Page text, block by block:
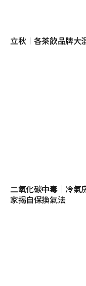
立秋︱各茶飲品牌大
二氧化碳中毒｜冷氣
家揭自保換氣法